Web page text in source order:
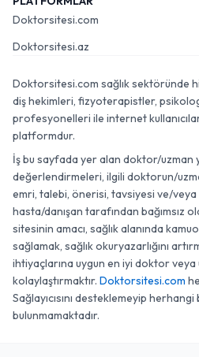
Doktorsitesi.com
Doktorsitesi.az
Doktorsitesi.com sağlık sektöründe
diş hekimleri, fizyoterapistler,
profesyonelleri ile internet
platformdur.
İş bu sayfada yer alan doktor/uzman
değerlendirmeleri, ilgili doktorun/
emri, talebi, önerisi, tavsiyesi ve/veya
hasta/danışan tarafından bağımsız
sitesinin amacı, sağlık alanında
sağlamak, sağlık okuryazarlığını
ihtiyaçlarına uygun en iyi doktor veya
kolaylaştırmaktır. Doktorsitesi.com
Sağlayıcısını desteklemeyip
bulunmamaktadır.